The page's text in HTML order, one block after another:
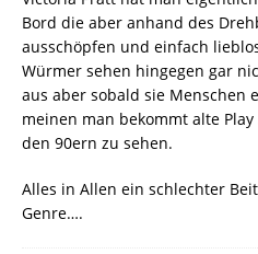
Bord die aber anhand des
ausschöpfen und einfach
Würmer sehen hingegen gar
aus aber sobald sie Menschen
meinen man bekommt alte
den 90ern zu sehen.
Alles in Allen ein schlechter
Genre….